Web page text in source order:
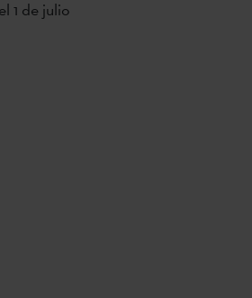
1 de julio